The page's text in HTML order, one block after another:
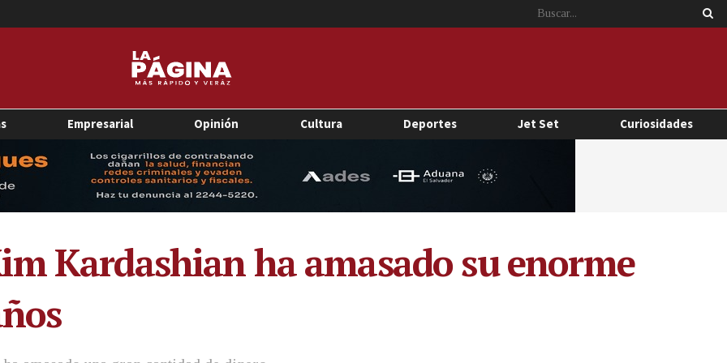
Empresarial Opinión Cultura Deportes Jet Set Curiosidades
Kardashian ha amasado su enorme